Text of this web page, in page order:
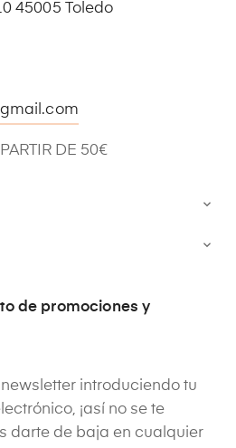
45005 Toledo
DE 50€


de promociones y
introduciendo tu
¡así no se te
darte de baja en cualquier